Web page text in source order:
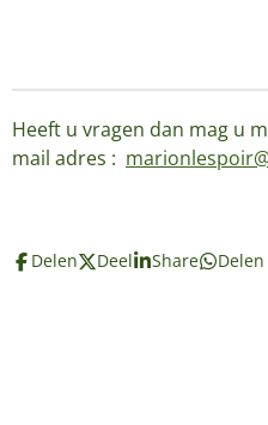
Heeft u vragen dan mag u
mail adres :
Delen Deel Share Delen